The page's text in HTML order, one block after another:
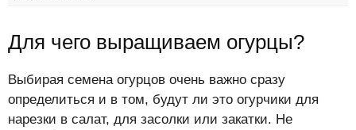
Для чего выращиваем огурцы?
Выбирая семена огурцов очень важно сразу
определиться и в том, будут ли это огурчики для
нарезки в салат, для засолки или закатки. Не